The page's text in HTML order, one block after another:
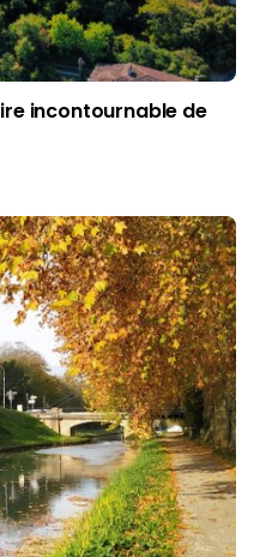
incontournable de